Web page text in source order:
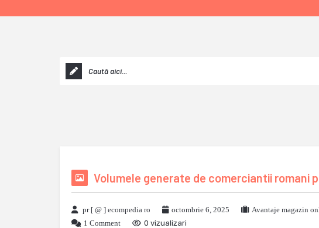
Volumele generate de comerciantii romani
pr [ @ ] ecompedia ro octombrie 6, 2025 Avantaje magazin
1 Comment
0 vizualizari